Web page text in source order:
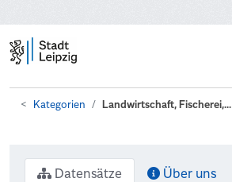
Kategorien Landwirtschaft, Fischerei,...
Datensätze Über uns